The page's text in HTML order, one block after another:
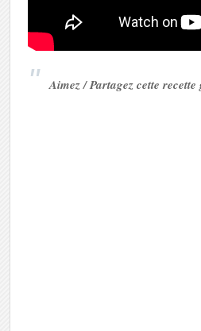
Aimez / Partagez cette recette